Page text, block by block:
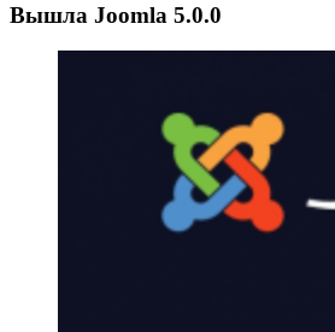
Вышла Joomla 5.0.0